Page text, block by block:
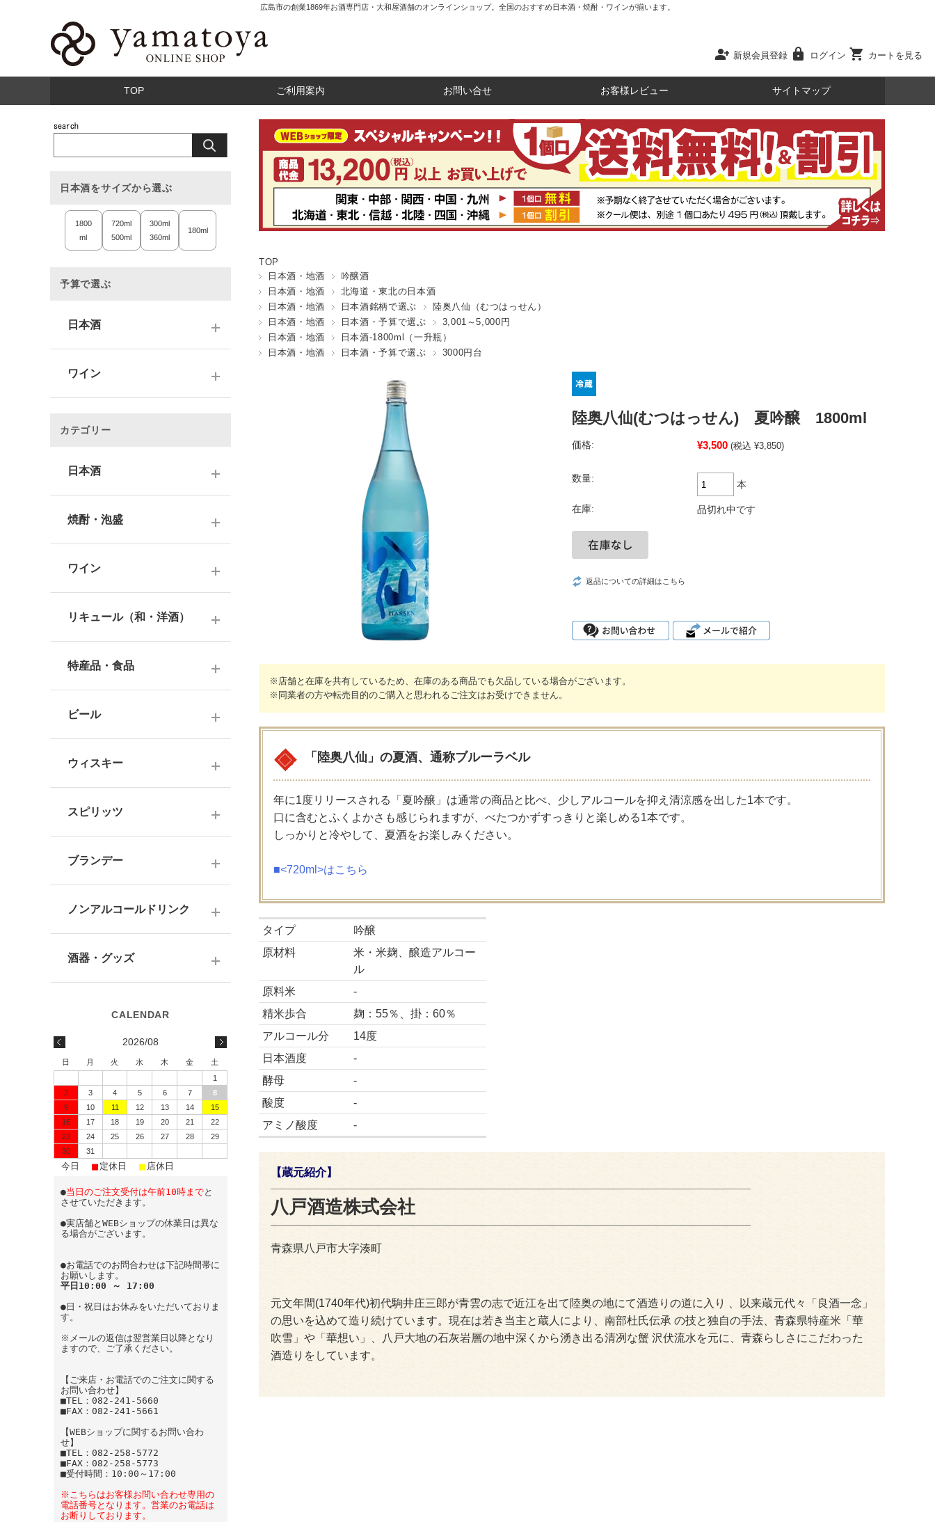
広島市の創業1869年お酒専門店・大和屋酒舗のオンラインショップ。全国のおすすめ日本酒・焼酎・ワインが揃います。
person_add 新規会員登録 lock ログイン shopping_cart カートを見る
TOP ご利用案内 お問い合せ お客様レビュー サイトマップ
TOP
日本酒・地酒
吟醸酒
日本酒・地酒
北海道・東北の日本酒
日本酒・地酒
日本酒銘柄で選ぶ
陸奥八仙（むつはっせん）
日本酒・地酒
日本酒・予算で選ぶ
3,001～5,000円
日本酒・地酒
日本酒-1800ml（一升瓶）
日本酒・地酒
日本酒・予算で選ぶ 3000円台
陸奥八仙(むつはっせん) 夏吟醸 1800ml
価格: ¥3,500 (税込 ¥3,850)
数量:
本
在庫: 品切れ中です
返品についての詳細はこちら
※店舗と在庫を共有しているため、在庫のある商品でも欠品している場合がございます。
※同業者の方や転売目的のご購入と思われるご注文はお受けできません。
「陸奥八仙」の夏酒、通称ブルーラベル
年に1度リリースされる「夏吟醸」は通常の商品と比べ、少しアルコールを抑え清涼感を出した1本です。
口に含むとふくよかさも感じられますが、べたつかずすっきりと楽しめる1本です。
しっかりと冷やして、夏酒をお楽しみください。
■<720ml>はこちら
タイプ
吟醸
原材料
米・米麹、醸造アルコー
ル
原料米
-
精米歩合
麹：55％、掛：60％
アルコール分
14度
日本酒度
-
酵母
-
酸度
-
アミノ酸度
-
【蔵元紹介】
八戸酒造株式会社
青森県八戸市大字湊町
元文年間(1740年代)初代駒井庄三郎が青雲の志で近江を出て陸奥の地にて酒造りの道に入り 、以来蔵元代々「良酒一念」
の思いを込めて造り続けています。現在は若き当主と蔵人により、南部杜氏伝承 の技と独自の手法、青森県特産米「華
吹雪」や「華想い」、八戸大地の石灰岩層の地中深くから湧き出る清冽な蟹 沢伏流水を元に、青森らしさにこだわった
酒造りをしています。
日本酒をサイズから選ぶ
1800
ml
720ml
500ml
300ml
360ml
180ml
予算で選ぶ
日本酒
10,001円～
3000円台
4000円台
5000円台
ワイン
2,001～3,000円
3,001～5,000円
5,001～10,000円
カテゴリー
日本酒
大吟醸酒
純米吟醸酒
吟醸酒
普通酒
お燗酒
にごり酒・発泡・その他
中部・北陸の日本酒
九州の日本酒
日本酒-720ml・500ml
日本酒-300ml・360ml
日本酒-180ml
飲みきりサイズ
焼酎・泡盛
芋焼酎
麦焼酎
米焼酎
黒糖焼酎
ワイン
ドイツワイン
海外産ワイン
赤ワイン
シャンパーニュ
スパークリングワイン
オレンジワイン
リキュール（和・洋酒）
果実酒・その他
シリーズで選ぶ
特産品・食品
おつまみ
健康志向・免疫力アップ
調味料
ビール
ウィスキー
その他ウイスキー
国産洋酒
スピリッツ
ラム
テキーラ
ブランデー
ノンアルコールドリンク
酒器・グッズ
蔵元エコバッグ
2026/08
日 月 火 水 木 金
土
1
2
3 4 5 6 7
8
9
10 11 12 13 14
15
16
17 18 19 20 21
22
23
24 25 26 27 28
29
30
31
今日 ■ 定休日 ■ 店休日
●当日のご注文受付は午前10時までと
させていただきます。
●実店舗とWEBショップの休業日は異な
る場合がございます。
●お電話でのお問合わせは下記時間帯に
お願いします。
平日10:00 ～ 17:00
●日・祝日はお休みをいただいておりま
す。
※メールの返信は翌営業日以降となり
ますので、ご了承ください。
【ご来店・お電話でのご注文に関する
お問い合わせ】
■TEL：082-241-5660
■FAX：082-241-5661
【WEBショップに関するお問い合わ
せ】
■TEL：082-258-5772
■FAX：082-258-5773
■受付時間：10:00～17:00
※こちらはお客様お問い合わせ専用の
電話番号となります。営業のお電話は
お断りしております。